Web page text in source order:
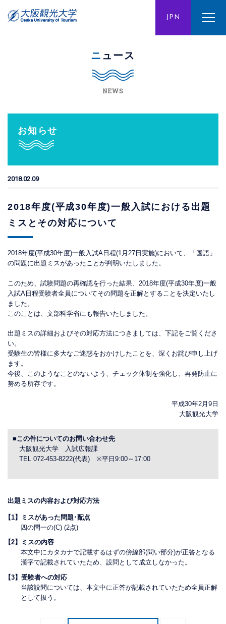
JPN
ENG CHN
ニュース
NEWS
お知らせ
2018.02.09
2018年度(平成30年度)一般入試における出題
ミスとその対応について
2018年度(平成30年度)一般入試A日程(1月27日実施)において、「国語」
の問題に出題ミスがあったことが判明いたしました。
このため、試験問題の再確認を行った結果、2018年度(平成30年度)一般
入試A日程受験者全員についてその問題を正解とすることを決定いたし
ました。
このことは、文部科学省にも報告いたしました。
出題ミスの詳細およびその対応方法につきましては、下記をご覧くださ
い。
受験生の皆様に多大なご迷惑をおかけしたことを、深くお詫び申し上げ
ます。
今後、このようなことのないよう、チェック体制を強化し、再発防止に
努める所存です。
平成30年2月9日
大阪観光大学
■この件についてのお問い合わせ先
大阪観光大学 入試広報課
TEL 072-453-8222(代表) ※平日9:00～17:00
出題ミスの内容および対応方法
【1】ミスがあった問題･配点
四の問一の(C) (2点)
【2】ミスの内容
本文中にカタカナで記載するはずの傍線部(問い部分)が正答となる
漢字で記載されていたため、設問として成立しなかった。
【3】受験者への対応
当該設問については、本文中に正答が記載されていたため全員正解
として扱う。